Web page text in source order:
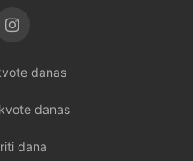
danas
danas
dana